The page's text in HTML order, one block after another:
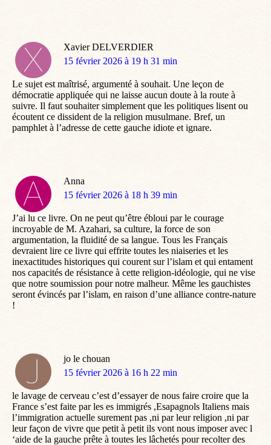
Xavier DELVERDIER
dit
15 février 2026 à 19 h 31 min
Le sujet est maîtrisé, argumenté à souhait. Une leçon de
démocratie appliquée qui ne laisse aucun doute à la route à
suivre. Il faut souhaiter simplement que les politiques lisent ou
écoutent ce dissident de la religion musulmane. Bref, un
pamphlet à l’adresse de cette gauche idiote et ignare.
Anna
dit
15 février 2026 à 18 h 39 min
J’ai lu ce livre. On ne peut qu’être ébloui par le courage
incroyable de M. Azahari, sa culture, la force de son
argumentation, la fluidité de sa langue. Tous les Français
devraient lire ce livre qui effrite toutes les niaiseries et les
inexactitudes historiques qui courent sur l’islam et qui entament
nos capacités de résistance à cette religion-idéologie, qui ne vise
que notre soumission pour notre malheur. Même les gauchistes
seront évincés par l’islam, en raison d’une alliance contre-nature
!
jo le chouan
dit
15 février 2026 à 16 h 22 min
le lavage de cerveau c’est d’essayer de nous faire croire que la
France s’est faite par les es immigrés ,Esapagnols Italiens mais
l’immigration actuelle surement pas ,ni par leur religion ,ni par
leur façon de vivre que petit à petit ils vont nous imposer avec l
‘aide de la gauche prête à toutes les lâchetés pour recolter des